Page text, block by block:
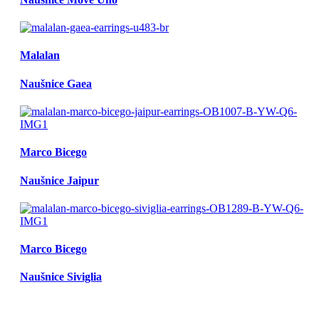
Malalan
Naušnice Gaea
Marco Bicego
Naušnice Jaipur
Marco Bicego
Naušnice Siviglia